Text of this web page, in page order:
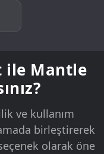
ile Mantle
ve kullanım
birleştirerek
olarak öne